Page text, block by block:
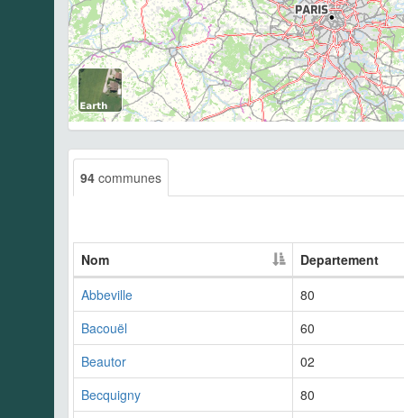
94 communes
Nom
Departement
Abbeville
80
Bacouël
60
Beautor
02
Becquigny
80